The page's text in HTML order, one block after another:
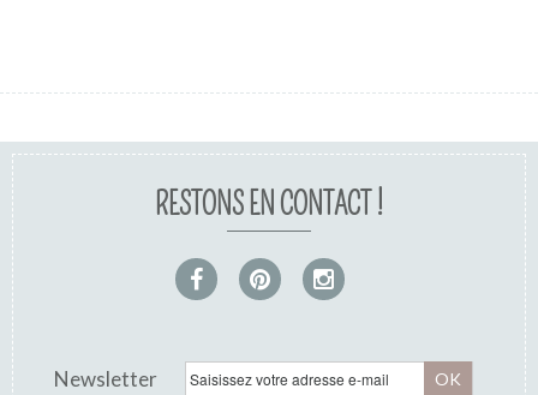
RESTONS EN CONTACT !
Newsletter OK